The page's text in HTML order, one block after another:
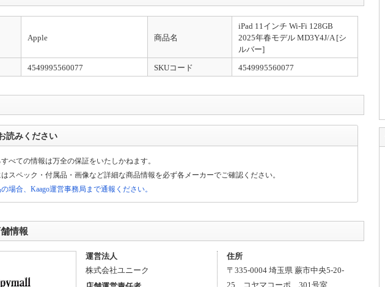
ださい
利用いただきまして、誠にありがとうございます。 当店の情報を利用して販売をしている悪質な詐欺サイ
おります。偽サイトは当店と一切の関係がございませんので、ご注意下さい
Apple 商品名
iPad 11インチ Wi-Fi 128GB
2025年春モデル MD3Y4J/A [シ
ルバー]
4549995560077 SKUコード 4549995560077
読みください
べての情報は万全の保証をいたしかねます。
スペック・付属品・画像など詳細な商品情報を必ず各メーカーでご確認ください。
場合、Kaago運営事務局まで通報ください。
情報
運営法人
株式会社ユニーク
住所
〒 335-0004埼玉県 蕨市中央5-20-
25 コヤマコーポ 301号室